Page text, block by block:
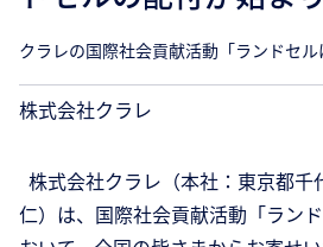
クラレの国際社会貢献活動「ランドセル
株式会社クラレ
株式会社クラレ（本社：東京都千
仁）は、国際社会貢献活動「ラン